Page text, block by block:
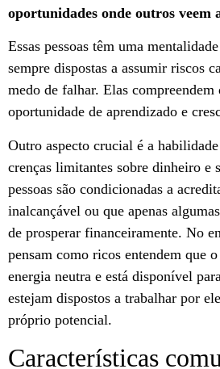
oportunidades onde outros veem
Essas pessoas têm uma
sempre dispostas a assumir riscos
medo de falhar. Elas compreendem
oportunidade de aprendizado e
Outro aspecto crucial é a
crenças limitantes sobre dinheiro e
pessoas são condicionadas a
inalcançável ou que apenas
de prosperar financeiramente. No
pensam como ricos entendem que
energia neutra e está disponível
estejam dispostos a trabalhar por
próprio potencial.
Características